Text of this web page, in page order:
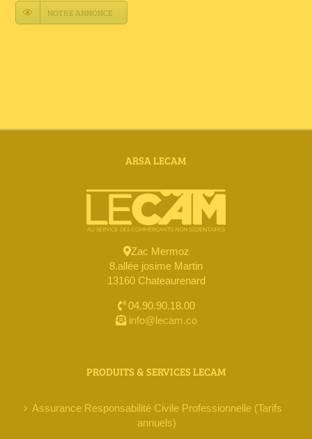
Contact
NOTRE ANNONCE
ARSA LECAM
Zac Mermoz
8.allée josime Martin
13160 Chateaurenard
04.90.90.18.00
info@lecam.co
PRODUITS & SERVICES LECAM
Assurance Responsabilité Civile Professionnelle (Tarifs
annuels)